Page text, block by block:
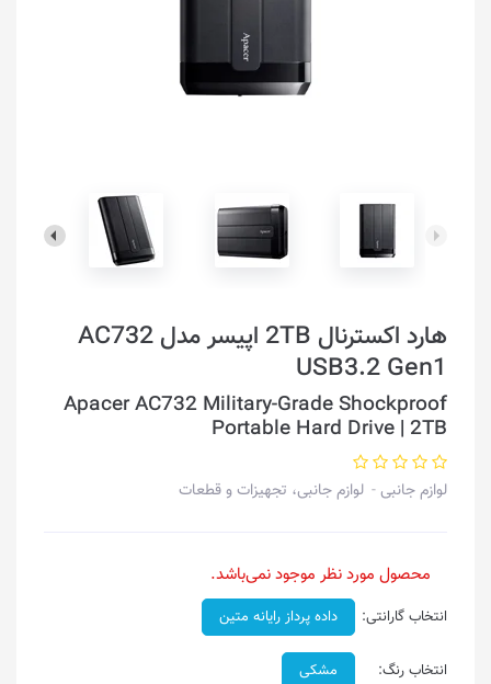
هارد اکسترنال 2TB اپیسر مدل AC732
USB3.2 Gen1
Apacer AC732 Military-Grade Shockproof
Portable Hard Drive | 2TB
لوازم جانبی لوازم جانبی، تجهیزات و قطعات
محصول مورد نظر موجود نمی‌باشد.
انتخاب گارانتی: داده پرداز رایانه متین
انتخاب رنگ: مشکی